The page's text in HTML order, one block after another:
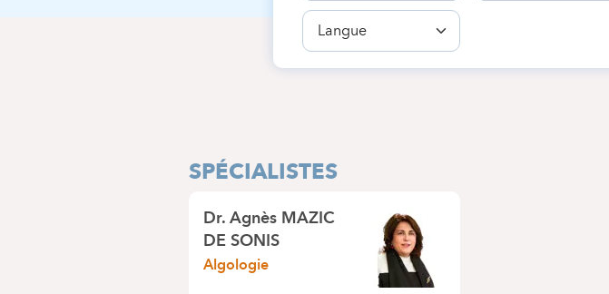
Langue
SPÉCIALISTES
Dr.Agnès MAZIC
DE SONIS
Algologie